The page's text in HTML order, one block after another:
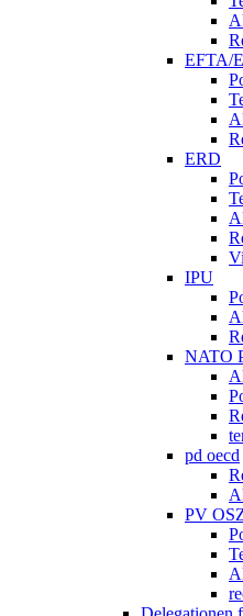
EFTA/
ERD
IPU
NATO
pd oecd
PV